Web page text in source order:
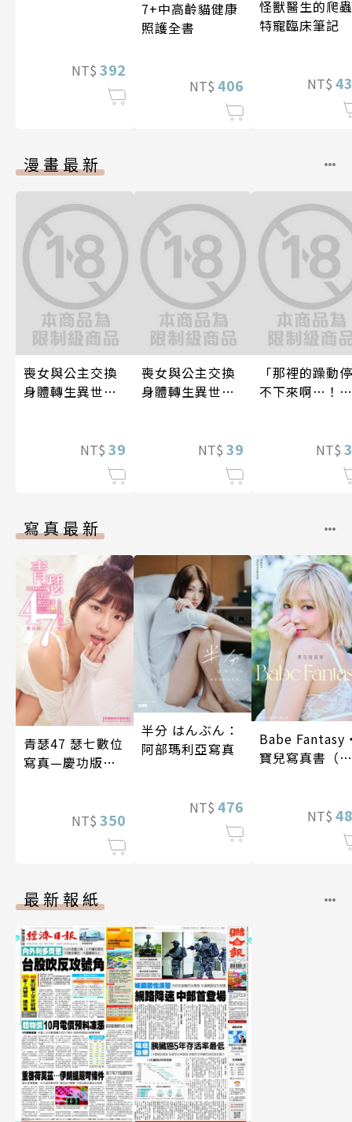
NT$ 392
7+中高齡貓健康
照護全書
NT$ 406
怪獸醫生的爬蟲
特寵臨床筆記
NT$
漫畫最新
喪女與公主交換
身體轉生異世界
NT$ 39
喪女與公主交換
身體轉生異世界
NT$ 39
「那裡的躁動停
不下來啊…！」
滿人電車(第15
NT$
寫真最新
青瑟47 瑟七數位
寫真—慶功版
NT$ 350
半分 はんぶん：
阿部瑪利亞寫真
NT$ 476
Babe
寶兒寫真書（加
NT$
最新報紙